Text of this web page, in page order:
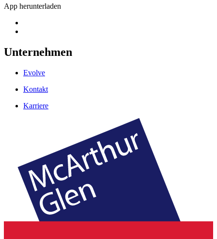
App herunterladen
Unternehmen
Evolve
Kontakt
Karriere